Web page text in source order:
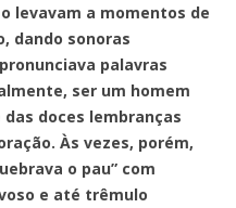
levavam a momentos de
dando sonoras
palavras
ser um homem
doces lembranças
Às vezes, porém,
o pau” com
e até trêmulo